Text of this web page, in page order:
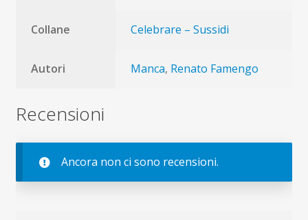
Collane Celebrare – Sussidi
Autori Manca, Renato Famengo
Recensioni
Ancora non ci sono recensioni.